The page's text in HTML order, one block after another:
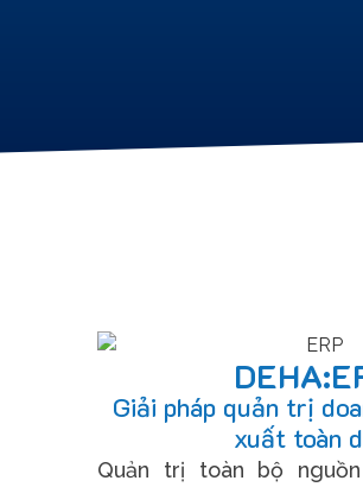
Giải pháp quản trị
xuất toàn
Quản trị toàn bộ